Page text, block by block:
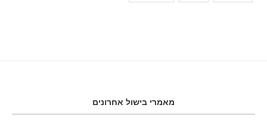
מאמרי בישול אחרונים